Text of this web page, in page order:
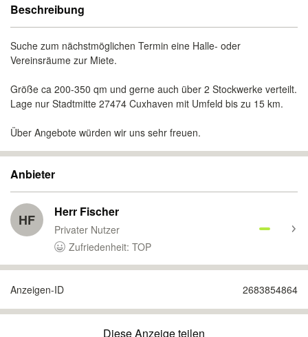
Beschreibung
Suche zum nächstmöglichen Termin eine Halle- oder
Vereinsräume zur Miete.
Größe ca 200-350 qm und gerne auch über 2 Stockwerke verteilt.
Lage nur Stadtmitte 27474 Cuxhaven mit Umfeld bis zu 15 km.
Über Angebote würden wir uns sehr freuen.
Anbieter
HF Herr Fischer
Privater Nutzer
Zufriedenheit: TOP
Anzeigen-ID 2683854864
Diese Anzeige teilen